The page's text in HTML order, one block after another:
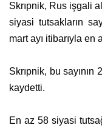
Skrıpnik, Rus işgali
siyasi tutsakların
mart ayı itibarıyla
Skrıpnik, bu sayının
kaydetti.
En az 58 siyasi